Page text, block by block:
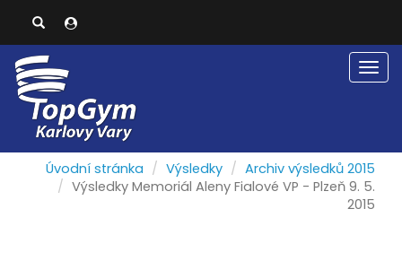
Úvodní stránka Výsledky
Archiv výsledků 2015
Výsledky Memoriál Aleny Fialové VP - Plzeň 9. 5.
2015